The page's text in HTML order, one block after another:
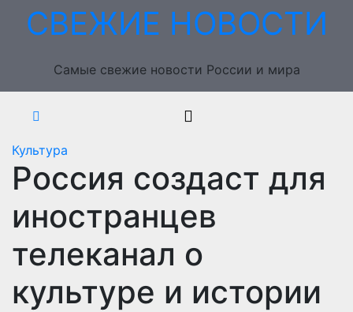
ПерейтиСВЕЖИЕ НОВОСТИ
Самые свежие новости России и мира
Культура
Россия создаст для
иностранцев
телеканал о
культуре и истории